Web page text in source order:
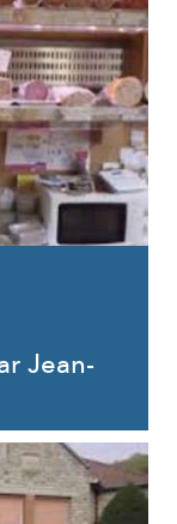
Jean-